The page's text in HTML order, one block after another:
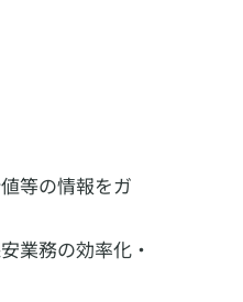
等の情報をガ
業務の効率化・